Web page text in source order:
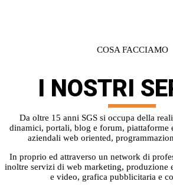
COSA FACCIAMO
I NOSTRI
Da oltre 15 anni SGS si occupa della
dinamici, portali, blog e forum, piattaforme
aziendali web oriented,
In proprio ed attraverso un network di
inoltre servizi di web marketing, produzione
e video, grafica pubblicitaria e